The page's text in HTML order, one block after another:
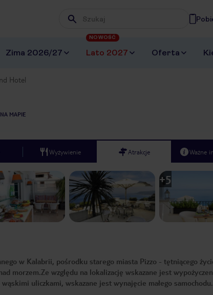
Wpisz frazę, której szukasz
Zima 2026/27 Lato 2027
NOWOŚĆ
Oferta
Hotel
MAPIE
Wyżywienie Atrakcje Ważne
+5
w Kalabrii, pośrodku starego miasta Pizzo - tętniącego
morzem.Ze względu na lokalizację wskazane jest
uliczkami, wskazane jest wynajęcie małego samochodu.